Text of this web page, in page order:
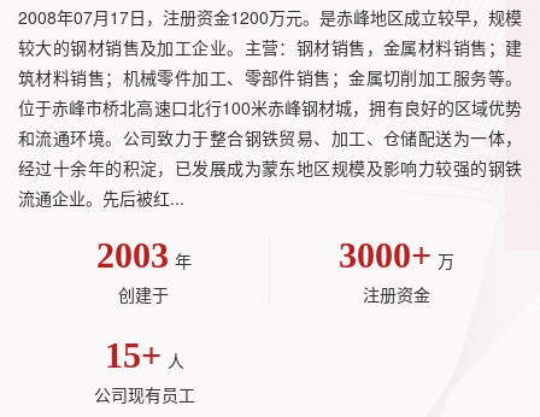
2008年07月17日，注册资金1200万元。是赤峰地区成立较早，规模
较大的钢材销售及加工企业。主营：钢材销售，金属材料销售；建
筑材料销售；机械零件加工、零部件销售；金属切削加工服务等。
位于赤峰市桥北高速口北行100米赤峰钢材城，拥有良好的区域优势
和流通环境。公司致力于整合钢铁贸易、加工、仓储配送为一体，
经过十余年的积淀，已发展成为蒙东地区规模及影响力较强的钢铁
流通企业。先后被红...
2003 年
创建于
3000+ 万
注册资金
15+ 人
公司现有员工